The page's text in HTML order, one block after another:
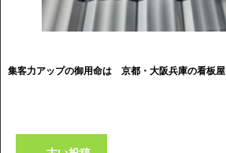
集客力アップの御用命は 京都・大阪兵庫の看板屋